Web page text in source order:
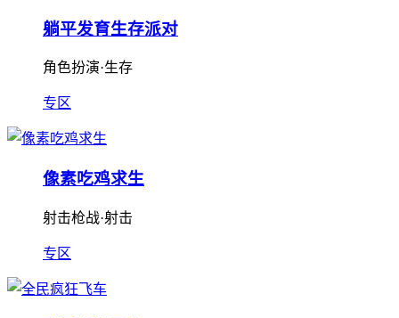
躺平发育生存派对
角色扮演·生存
专区
像素吃鸡求生
射击枪战·射击
专区